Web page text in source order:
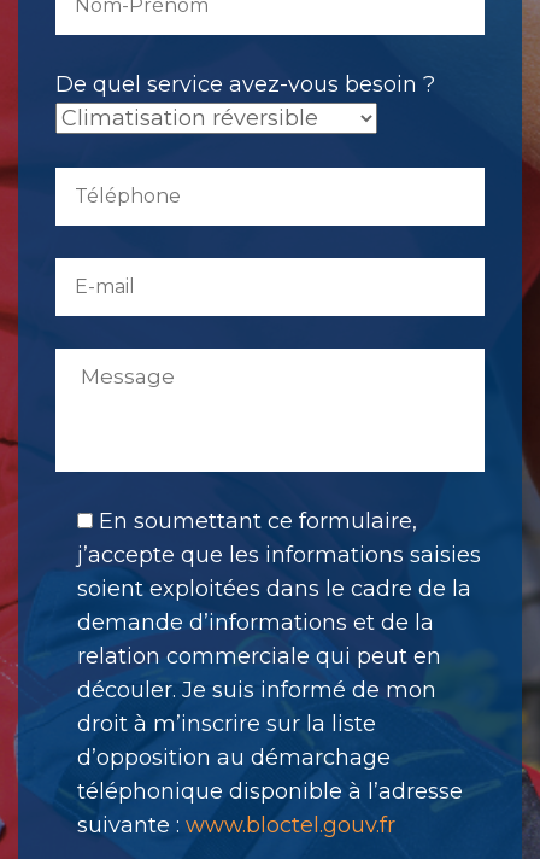
De quel service avez-vous besoin ?
En soumettant ce formulaire,
j’accepte que les informations saisies
soient exploitées dans le cadre de la
demande d’informations et de la
relation commerciale qui peut en
découler. Je suis informé de mon
droit à m’inscrire sur la liste
d’opposition au démarchage
téléphonique disponible à l’adresse
suivante : www.bloctel.gouv.fr